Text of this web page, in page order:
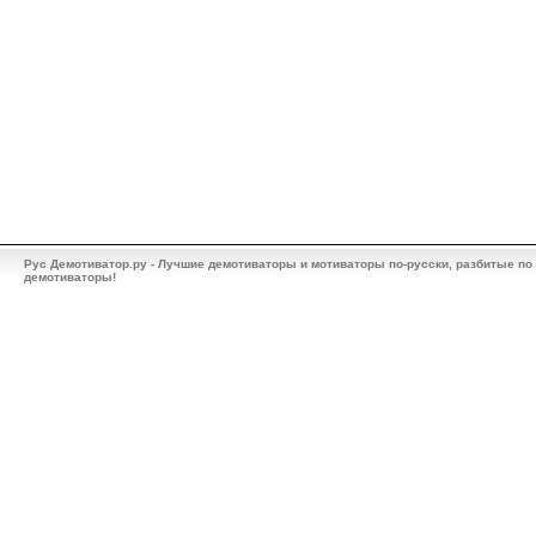
Рус Демотиватор.ру - Лучшие демотиваторы и мотиваторы по-русски, разбитые
демотиваторы!